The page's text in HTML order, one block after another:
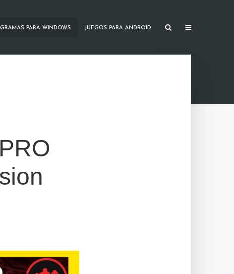
PARA WINDOWS JUEGOS PARA ANDROID